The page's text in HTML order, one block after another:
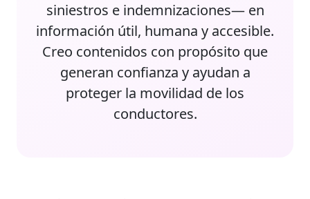
siniestros e indemnizaciones— en
información útil, humana y accesible.
Creo contenidos con propósito que
generan confianza y ayudan a
proteger la movilidad de los
conductores.